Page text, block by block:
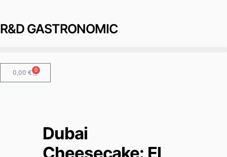
R&D GASTRONOMIC
0,00 € 0
Dubai
Cheesecake: El